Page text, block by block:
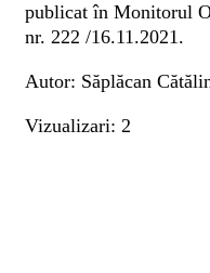
publicat în Monitorul
nr. 222 /16.11.2021.
Autor: Săplăcan
Vizualizari: 2